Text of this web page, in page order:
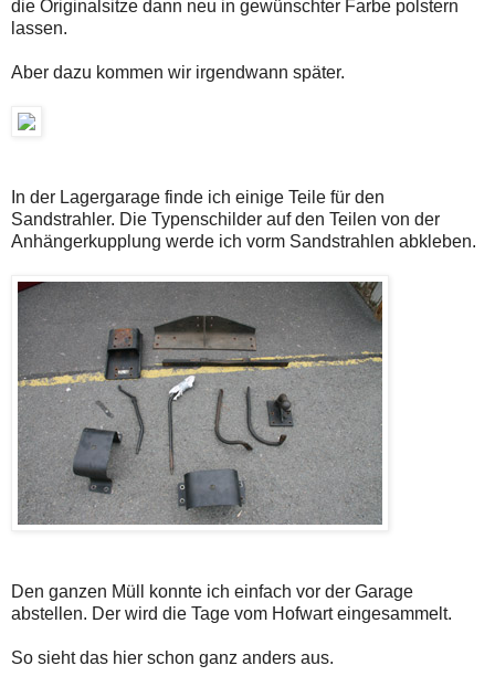
die Originalsitze dann neu in gewünschter Farbe polstern
lassen.
Aber dazu kommen wir irgendwann später.
In der Lagergarage finde ich einige Teile für den
Sandstrahler. Die Typenschilder auf den Teilen von der
Anhängerkupplung werde ich vorm Sandstrahlen abkleben.
Den ganzen Müll konnte ich einfach vor der Garage
abstellen. Der wird die Tage vom Hofwart eingesammelt.
So sieht das hier schon ganz anders aus.